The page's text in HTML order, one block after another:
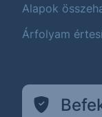
Alapok
Árfolyam